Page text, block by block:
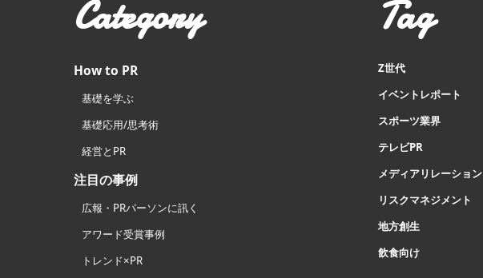
Category
How to PR
基礎を学ぶ
基礎応用/思考術
経営とPR
注目の事例
広報・PRパーソンに訊く
アワード受賞事例
トレンド×PR
Tag
Z世代
イベントレポート
スポーツ業界
テレビPR
メディアリレーション
リスクマネジメント
地方創生
飲食向け